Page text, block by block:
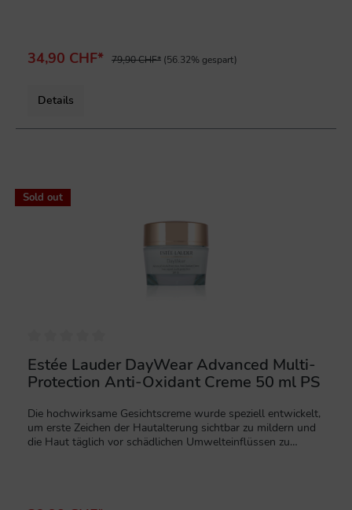
34,90 CHF* 79,90 CHF* (56.32% gespart)
Details
Sold out
Estée Lauder DayWear Advanced Multi-
Protection Anti-Oxidant Creme 50 ml PS
Die hochwirksame Gesichtscreme wurde speziell entwickelt,
um erste Zeichen der Hautalterung sichtbar zu mildern und
die Haut täglich vor schädlichen Umwelteinflüssen zu